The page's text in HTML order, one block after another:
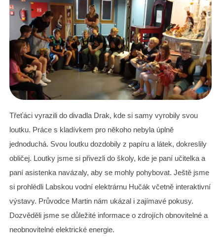
Třeťáci vyrazili do divadla Drak, kde si samy vyrobily svou
loutku. Práce s kladívkem pro někoho nebyla úplně
jednoduchá. Svou loutku dozdobily z papíru a látek, dokreslily
obličej. Loutky jsme si přivezli do školy, kde je paní učitelka a
paní asistenka navázaly, aby se mohly pohybovat. Ještě jsme
si prohlédli Labskou vodní elektrárnu Hučák včetně interaktivní
výstavy. Průvodce Martin nám ukázal i zajímavé pokusy.
Dozvěděli jsme se důležité informace o zdrojích obnovitelné a
neobnovitelné elektrické energie.